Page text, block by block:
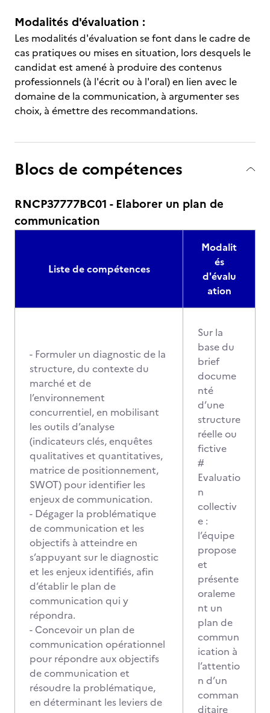
Modalités d'évaluation :
Les modalités d'évaluation se font dans le cadre de
cas pratiques ou mises en situation, lors desquels le
candidat est amené à produire des contenus
professionnels (à l'écrit ou à l'oral) en lien avec le
domaine de la communication, à argumenter ses
choix, à émettre des recommandations.
Blocs de compétences
RNCP37777BC01 - Elaborer un plan de
communication
Liste de compétences
Modalit
és
d'évalu
ation
- Formuler un diagnostic de la
structure, du contexte du
marché et de
l’environnement
concurrentiel, en mobilisant
les outils d’analyse
(indicateurs clés, enquêtes
qualitatives et quantitatives,
matrice de positionnement,
SWOT) pour identifier les
enjeux de communication.
- Dégager la problématique
de communication et les
objectifs à atteindre en
s’appuyant sur le diagnostic
et les enjeux identifiés, afin
d’établir le plan de
communication qui y
répondra.
- Concevoir un plan de
communication opérationnel
pour répondre aux objectifs
de communication et
résoudre la problématique,
en déterminant les leviers de
Sur la
base du
brief
docume
nté
d’une
structure
réelle ou
fictive
#
Evaluatio
n
collectiv
e :
l’équipe
propose
et
présente
oraleme
nt un
plan de
commun
ication à
l’attentio
n d’un
comman
ditaire